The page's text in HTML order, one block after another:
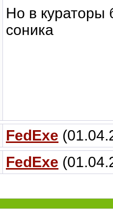
Но в кураторы
соника
FedExe
FedExe